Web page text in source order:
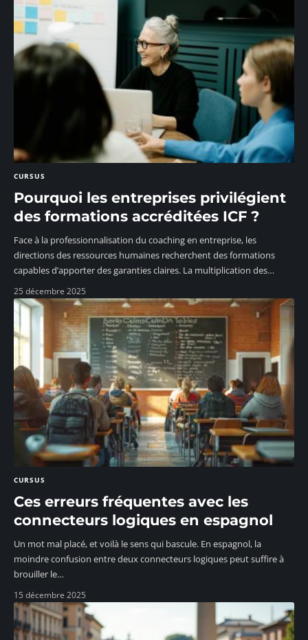
CURSUS
Pourquoi les entreprises privilégient
des formations accréditées ICF ?
Face à la professionnalisation du coaching en entreprise, les
directions des ressources humaines recherchent des formations
capables d’apporter des garanties claires. La multiplication des…
25 décembre 2025
CURSUS
Ces erreurs fréquentes avec les
connecteurs logiques en espagnol
Un mot mal placé, et voilà le sens qui bascule. En espagnol, la
moindre confusion entre deux connecteurs logiques peut suffire à
brouiller le…
15 décembre 2025